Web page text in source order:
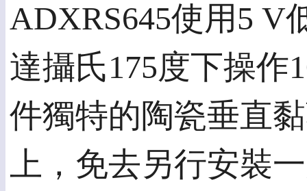
ADXRS645使用5 V
達攝氏175度下操作
件獨特的陶瓷垂直
上，免去另行安裝